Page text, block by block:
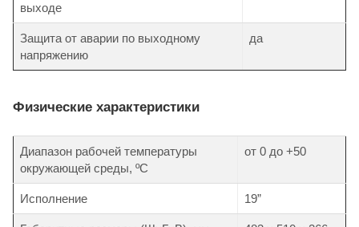
выходе
Защита от аварии по выходному
напряжению
да
Физические характеристики
Диапазон рабочей температуры
окружающей среды, ºС
от 0 до +50
Исполнение 19”